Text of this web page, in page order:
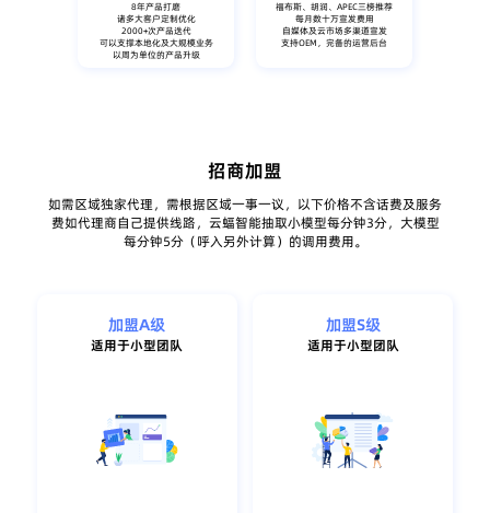
8年产品打磨
诸多大客户定制优化
2000+次产品迭代
可以支撑本地化及大规模业务
以周为单位的产品升级
福布斯、胡润、APEC三榜推荐
每月数十万宣发费用
自媒体及云市场多渠道宣发
支持OEM，完备的运营后台
招商加盟
如需区域独家代理，需根据区域一事一议，以下价格不含话费及服务
费如代理商自己提供线路，云蝠智能抽取小模型每分钟3分，大模型
每分钟5分（呼入另外计算）的调用费用。
加盟A级
适用于小型团队
加盟S级
适用于小型团队